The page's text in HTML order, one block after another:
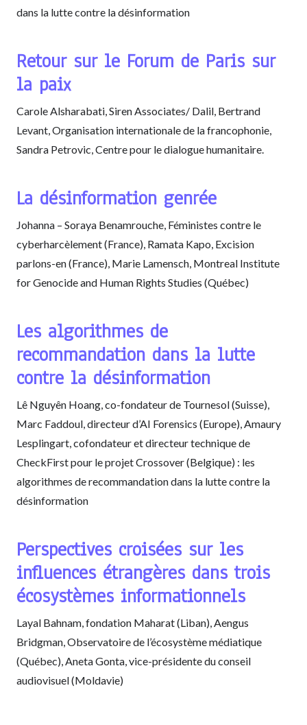
dans la lutte contre la désinformation
Retour sur le Forum de Paris sur
la paix
Carole Alsharabati, Siren Associates/ Dalil, Bertrand
Levant, Organisation internationale de la francophonie,
Sandra Petrovic, Centre pour le dialogue humanitaire.
La désinformation genrée
Johanna – Soraya Benamrouche, Féministes contre le
cyberharcèlement (France), Ramata Kapo, Excision
parlons-en (France), Marie Lamensch, Montreal Institute
for Genocide and Human Rights Studies (Québec)
Les algorithmes de
recommandation dans la lutte
contre la désinformation
Lê Nguyên Hoang, co-fondateur de Tournesol (Suisse),
Marc Faddoul, directeur d’AI Forensics (Europe), Amaury
Lesplingart, cofondateur et directeur technique de
CheckFirst pour le projet Crossover (Belgique) : les
algorithmes de recommandation dans la lutte contre la
désinformation
Perspectives croisées sur les
influences étrangères dans trois
écosystèmes informationnels
Layal Bahnam, fondation Maharat (Liban), Aengus
Bridgman, Observatoire de l’écosystème médiatique
(Québec), Aneta Gonta, vice-présidente du conseil
audiovisuel (Moldavie)